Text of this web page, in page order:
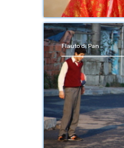
Flauto di Pan